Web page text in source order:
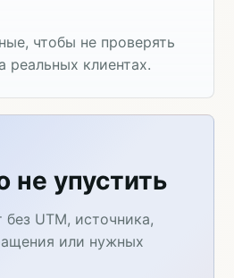
чтобы не проверять
реальных клиентах.
не упустить
без UTM, источника,
или нужных